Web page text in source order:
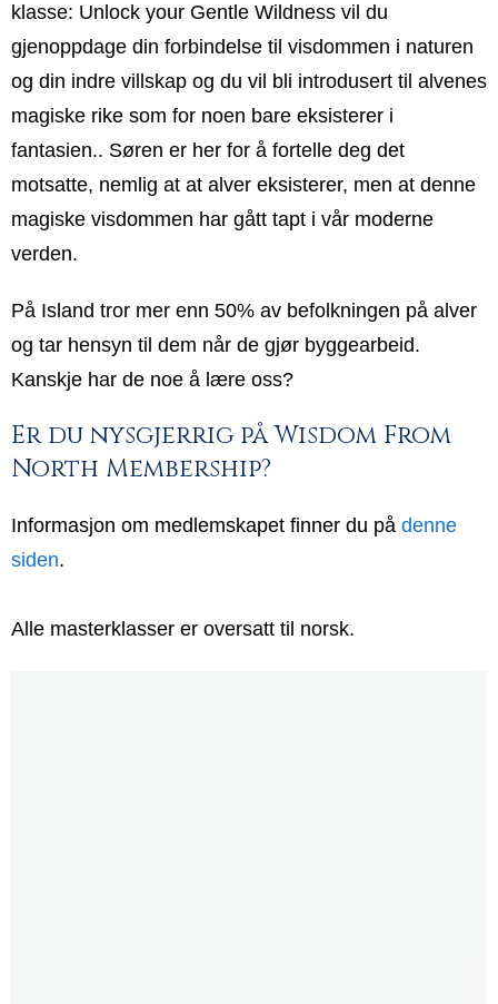
klasse: Unlock your Gentle Wildness vil du
gjenoppdage din forbindelse til visdommen i naturen
og din indre villskap og du vil bli introdusert til alvenes
magiske rike som for noen bare eksisterer i
fantasien.. Søren er her for å fortelle deg det
motsatte, nemlig at at alver eksisterer, men at denne
magiske visdommen har gått tapt i vår moderne
verden.
På Island tror mer enn 50% av befolkningen på alver
og tar hensyn til dem når de gjør byggearbeid.
Kanskje har de noe å lære oss?
Er du nysgjerrig på Wisdom From
North Membership?
Informasjon om medlemskapet finner du på denne
siden.
Alle masterklasser er oversatt til norsk.